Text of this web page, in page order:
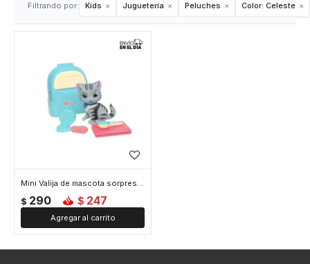
Filtrando por: Kids Juguetería Peluches Color: Celeste
Mini Valija de mascota sorpresa - Celeste
$ 290 $ 247